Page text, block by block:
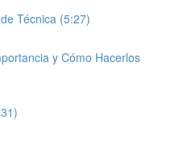
Técnica (5:27)
y Cómo Hacerlos